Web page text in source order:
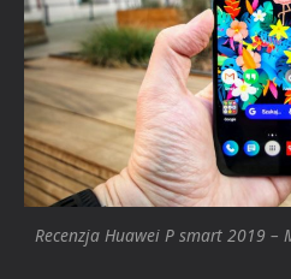
Recenzja Huawei P smart 2019 –